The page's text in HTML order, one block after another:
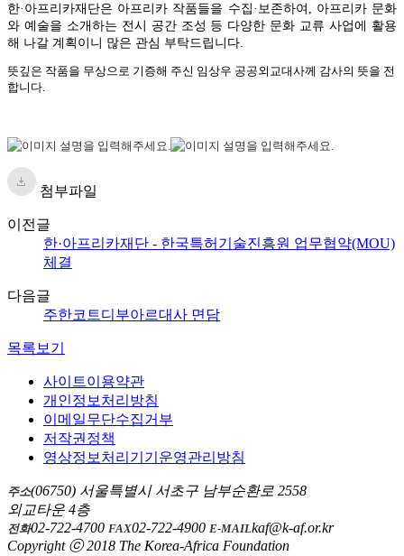
한·아프리카재단은 아프리카 작품들을 수집·보존하여, 아프리카 문화
와 예술을 소개하는 전시 공간 조성 등 다양한 문화 교류 사업에 활용
해 나갈 계획이니 많은 관심 부탁드립니다.
뜻깊은 작품을 무상으로 기증해 주신 임상우 공공외교대사께 감사의 뜻을 전
합니다.
첨부파일
이전글
한·아프리카재단 - 한국특허기술진흥원 업무협약(MOU)
체결
다음글
주한코트디부아르대사 면담
목록보기
사이트이용약관
개인정보처리방침
이메일무단수집거부
저작권정책
영상정보처리기기운영관리방침
주소(06750) 서울특별시 서초구 남부순환로 2558
외교타운 4층
전화02-722-4700 FAX02-722-4900 E-MAILkaf@k-af.or.kr
Copyright ⓒ 2018 The Korea-Africa Foundation